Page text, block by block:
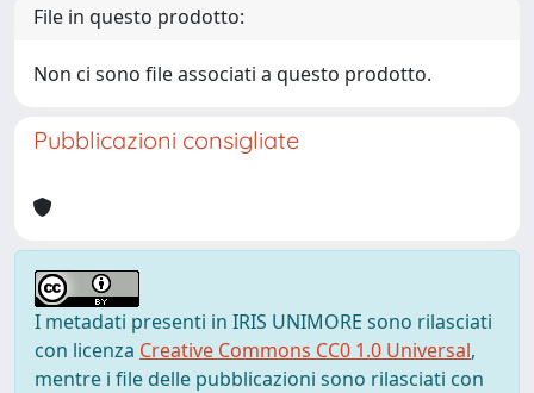
File in questo prodotto:
Non ci sono file associati a questo prodotto.
Pubblicazioni consigliate
I metadati presenti in IRIS UNIMORE sono rilasciati
con licenza Creative Commons CC0 1.0 Universal,
mentre i file delle pubblicazioni sono rilasciati con